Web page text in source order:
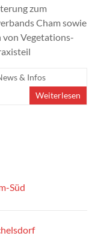
zum
Cham sowie
von Vegetations-
& Infos
Weiterlesen
Süd